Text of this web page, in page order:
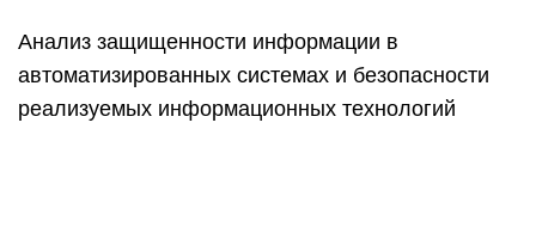
Анализ защищенности информации в
автоматизированных системах и безопасности
реализуемых информационных технологий